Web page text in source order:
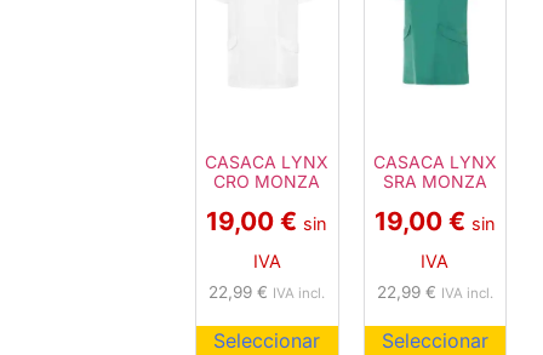
CASACA LYNX
CRO MONZA
19,00€ sin
IVA
22,99€ IVA incl.
Seleccionar
CASACA LYNX
SRA MONZA
19,00 € sin
IVA
22,99 € IVA incl.
Seleccionar